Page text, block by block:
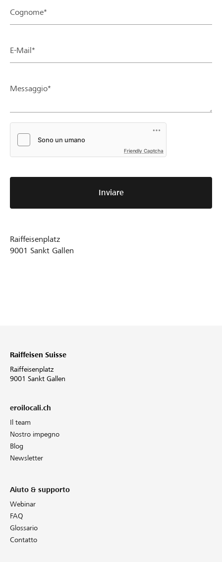
Cognome*
E-Mail*
Messaggio*
Friendly Captcha
Inviare
Raiffeisenplatz
9001 Sankt Gallen
Raiffeisen Suisse
Raiffeisenplatz
9001 Sankt Gallen
eroilocali.ch
Il team
Nostro impegno
Blog
Newsletter
Aiuto & supporto
Webinar
FAQ
Glossario
Contatto